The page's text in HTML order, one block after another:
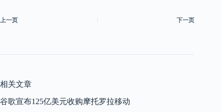
上一页 下一页
相关文章
谷歌宣布125亿美元收购摩托罗拉移动